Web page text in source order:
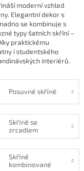
moderní vzhled
Elegantní dekor s
se kombinuje s
typy šatních skříní –
praktickému
i studentského
interiérů.
Posuvné skříně
Skříně se
zrcadlem
Skříně
kombinované